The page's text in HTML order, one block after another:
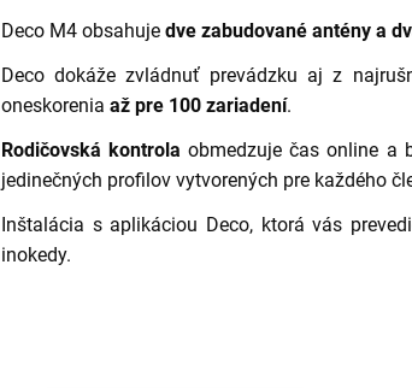
Deco M4 obsahuje dve zabudované antény a
Deco dokáže zvládnuť prevádzku aj z
oneskorenia až pre 100 zariadení.
Rodičovská kontrolaobmedzuje čas online a
jedinečných profilov vytvorených pre každého
Inštalácia s aplikáciou Deco, ktorá vás
inokedy.